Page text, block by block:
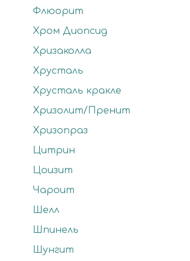
Флюорит
Хром Диопсид
Хризаколла
Хрусталь
Хрусталь кракле
Хризолит/Пренит
Хризопраз
Цитрин
Цоизит
Чароит
Шелл
Шпинель
Шунгит